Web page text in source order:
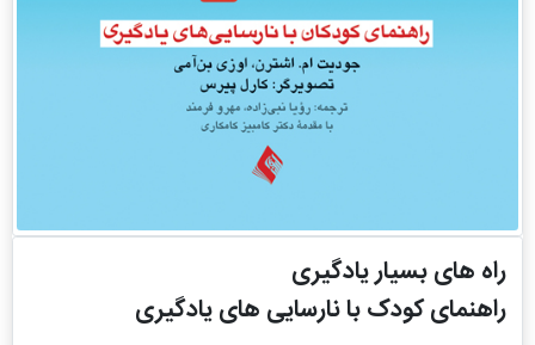
راه های بسیار یادگیری
راهنمای کودک با نارسایی های یادگیری